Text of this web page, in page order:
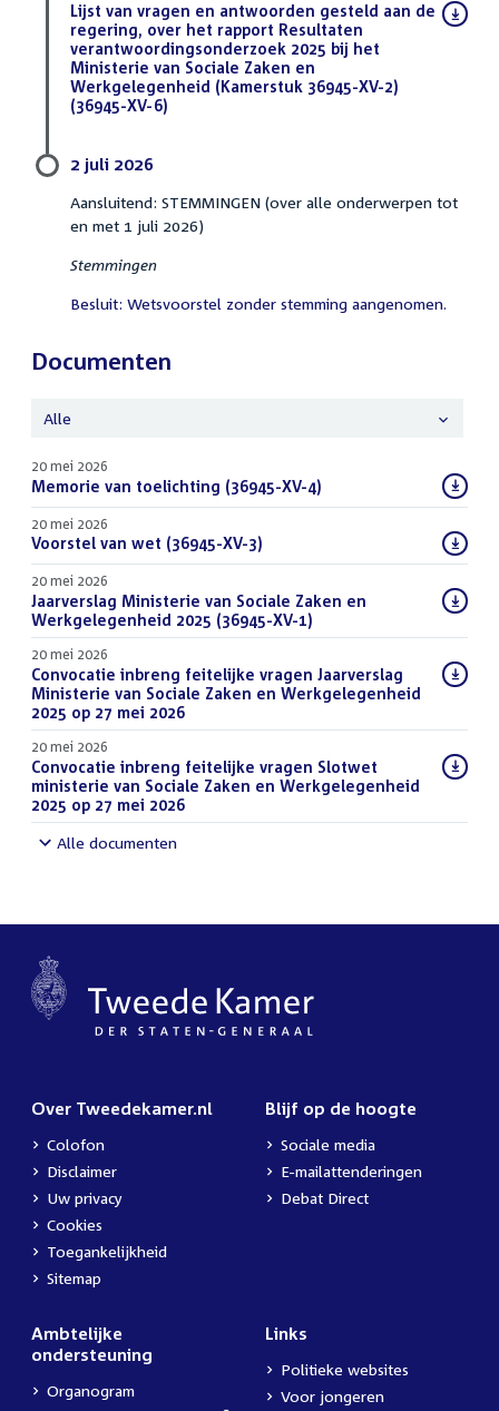
Download
bestand:
Lijst van vragen en antwoorden gesteld aan de
regering, over het rapport Resultaten
verantwoordingsonderzoek 2025 bij het
Ministerie van Sociale Zaken en
Werkgelegenheid (Kamerstuk 36945-XV-2)
(36945-XV-6)
2 juli 2026
Aansluitend: STEMMINGEN (over alle onderwerpen tot
en met 1 juli 2026)
Stemmingen
Besluit: Wetsvoorstel zonder stemming aangenomen.
Documenten
Alle
20 mei 2026
Download
bestand:
Memorie van toelichting (36945-XV-4)
20 mei 2026
Download
bestand:
Voorstel van wet (36945-XV-3)
20 mei 2026
Download
bestand:
Jaarverslag Ministerie van Sociale Zaken en
Werkgelegenheid 2025 (36945-XV-1)
20 mei 2026
Download
bestand:
Convocatie inbreng feitelijke vragen Jaarverslag
Ministerie van Sociale Zaken en Werkgelegenheid
2025 op 27 mei 2026
20 mei 2026
Download
bestand:
Convocatie inbreng feitelijke vragen Slotwet
ministerie van Sociale Zaken en Werkgelegenheid
2025 op 27 mei 2026
Alle documenten
Over Tweedekamer.nl
Colofon
Disclaimer
Uw privacy
Cookies
Toegankelijkheid
Sitemap
Blijf op de hoogte
Sociale media
E-mailattenderingen
Debat Direct
Ambtelijke
ondersteuning
Organogram
Links
Politieke websites
Voor jongeren